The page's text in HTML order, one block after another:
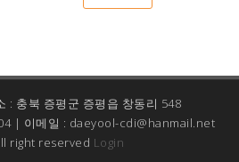
: 충북 증평군 증평읍 창동리 548
| 이메일 : daeyool-cdi@hanmail.net
right reserved Login